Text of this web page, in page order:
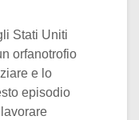
Stati Uniti
orfanotrofio
e lo
episodio